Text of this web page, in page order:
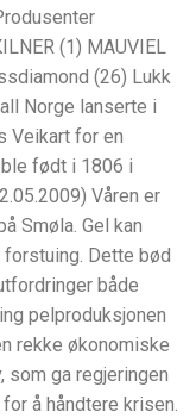
(1) MAUVIEL
(26) Lukk
Norge lanserte i
Veikart for en
født i 1806 i
Våren er
Smøla. Gel kan
Dette bød
både
pelproduksjonen
rekke økonomiske
som ga regjeringen
å håndtere krisen.